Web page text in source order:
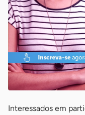
Interessados em